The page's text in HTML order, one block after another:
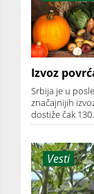
Izvoz
Srbija je u
značajnijih
dostiže čak
Vesti